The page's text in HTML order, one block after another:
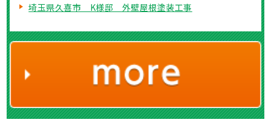
埼玉県久喜市 K様邸 外壁屋根塗装工事